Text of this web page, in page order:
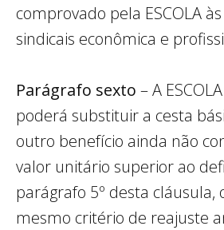
comprovado pela ESCOLA
sindicais econômica e
Parágrafo sexto – A
poderá substituir a cesta
outro benefício ainda não
valor unitário superior ao
parágrafo 5º desta cláusula,
mesmo critério de reajuste